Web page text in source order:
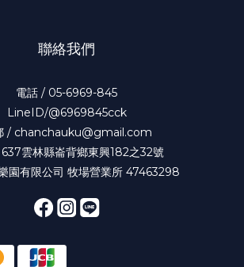
聯絡我們
電話 / 05-6969-845
LineID/@6969845cck
/ chanchauku@gmail.com
雲林縣崙背鄉東興182之32號
園有限公司 牧場營業所 47463298